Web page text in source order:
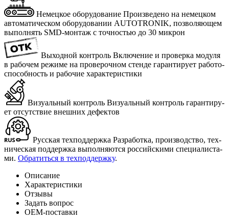
Немецкое оборудование Про­из­ве­де­но на немец­ком
ав­то­ма­ти­че­ском обо­ру­до­ва­нии AUTOTRONIK, поз­во­ля­ю­щем
вы­пол­нять SMD-мон­таж с точ­но­стью до 30 мик­рон
Выходной контроль Вклю­че­ние и про­вер­ка мо­ду­ля
в ра­бо­чем ре­жи­ме на про­ве­роч­ном стен­де га­ран­ти­ру­ет ра­бо­то­
спо­соб­ность и ра­бо­чие ха­рак­те­ри­сти­ки
Визуальный контроль Ви­зу­аль­ный кон­троль га­ран­ти­ру­
ет от­сут­ствие внеш­них де­фек­тов
Русская техподдержка Раз­ра­бот­ка, про­из­вод­ство, тех­
ни­че­ская под­держ­ка вы­пол­ня­ют­ся рос­сий­ски­ми спе­ци­а­ли­ста­
ми. Об­ра­тить­ся в тех­под­держ­ку.
Описание
Характеристики
Отзывы
Задать вопрос
ОЕМ-поставки